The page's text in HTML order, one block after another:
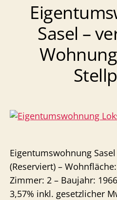
mit
Dach
und
Süd/West-
Terrasse
Sasel –
Eigentumswohnung
(Reserviert) –
Zimmer: 2 – Baujahr:
3,57% inkl. gesetzlicher